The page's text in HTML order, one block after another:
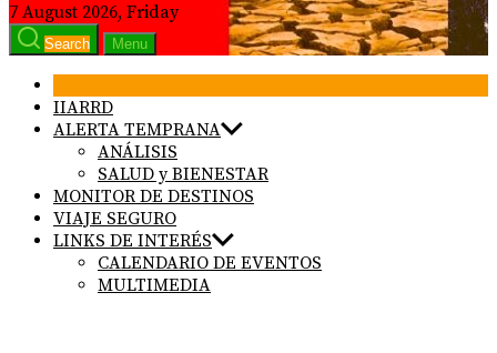
7 August 2026, Friday
Search Menu
IIARRD
ALERTA TEMPRANA
ANÁLISIS
SALUD y BIENESTAR
MONITOR DE DESTINOS
VIAJE SEGURO
LINKS DE INTERÉS
CALENDARIO DE EVENTOS
MULTIMEDIA